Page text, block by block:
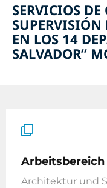
SERVICIOS
SUPERVISIÓN
EN LOS 14
SALVADOR”
Arbeitsbereich
Architektur und